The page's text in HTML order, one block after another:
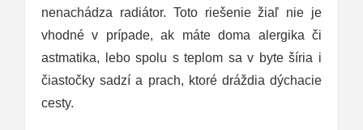
nenachádza radiátor. Toto riešenie žiaľ nie je
vhodné v prípade, ak máte doma alergika či
astmatika, lebo spolu s teplom sa v byte šíria i
čiastočky sadzí a prach, ktoré dráždia dýchacie
cesty.